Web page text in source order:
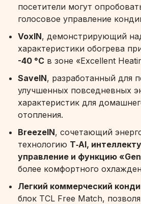
посетители могут
голосовое управление
VoxIN, демонстрирующий
характеристики обогрева
-40 °C в зоне «Excellent
SaveIN, разработанный для
улучшенных повседневных
характеристик для
отопления.
BreezeIN, сочетающий
технологию T‑AI,
управление и функцию
более комфортного
Легкий коммерческий
блок TCL Free Match,